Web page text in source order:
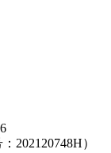
202120748H）